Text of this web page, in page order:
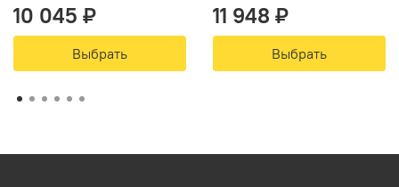
10 045 ₽
Выбрать
11 948 ₽
Выбрать